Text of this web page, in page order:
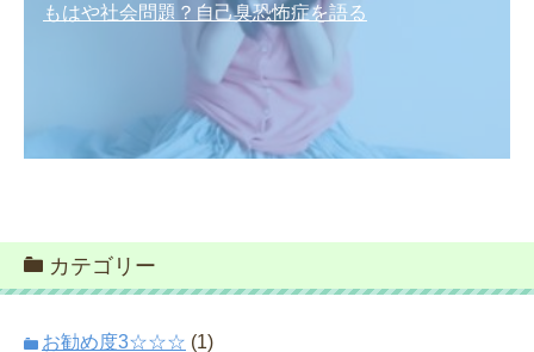
もはや社会問題？自己臭恐怖症を語る
カテゴリー
お勧め度3☆☆☆ (1)